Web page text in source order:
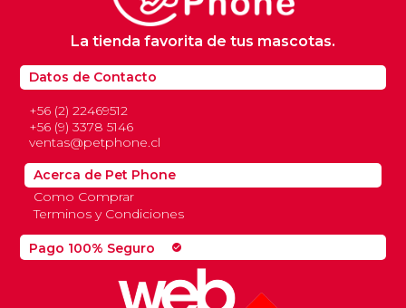
Pago 100% Seguro check_circle
Datos de Contacto
+56 (2) 22469512
+56 (9) 3378 5146
ventas@petphone.cl
La tienda favorita de tus mascotas.
Acerca de Pet Phone
Como Comprar
Terminos y Condiciones